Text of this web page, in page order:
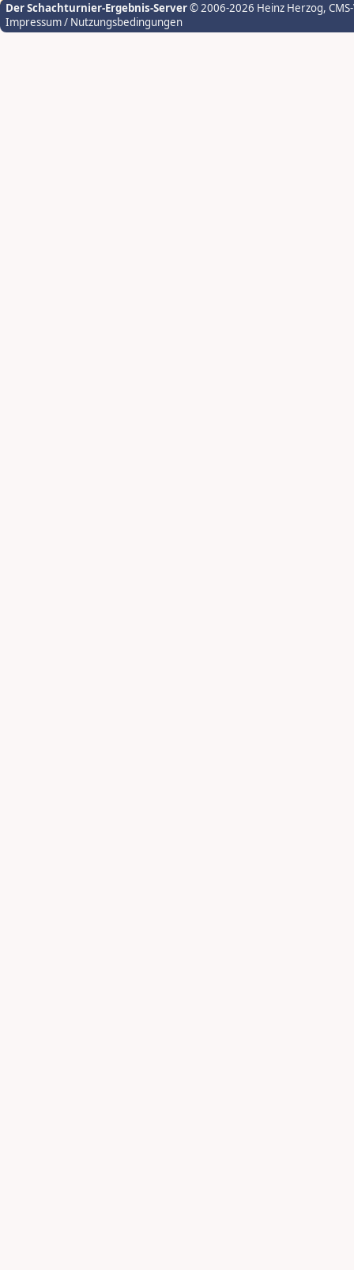
Der Schachturnier-Ergebnis-Server© 2006-2026 Heinz Herzog,
Impressum / Nutzungsbedingungen